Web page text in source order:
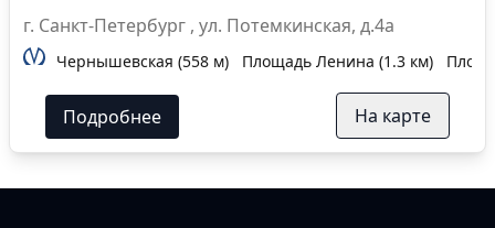
г. Санкт-Петербург , ул. Потемкинская, д.4а
Чернышевская (558 м) Площадь Ленина (1.3 км)
Подробнее На карте